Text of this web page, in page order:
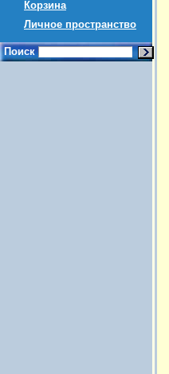
Корзина
Личное пространство
Поиск